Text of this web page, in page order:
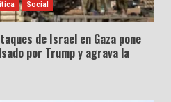
Social
de Israel en Gaza pone
por Trump y agrava la